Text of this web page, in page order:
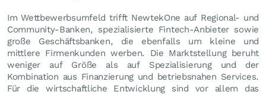
Im Wettbewerbsumfeld trifft NewtekOne auf Regional- und
Community-Banken, spezialisierte Fintech-Anbieter sowie
große Geschäftsbanken, die ebenfalls um kleine und
mittlere Firmenkunden werben. Die Marktstellung beruht
weniger auf Größe als auf Spezialisierung und der
Kombination aus Finanzierung und betriebsnahen Services.
Für die wirtschaftliche Entwicklung sind vor allem das